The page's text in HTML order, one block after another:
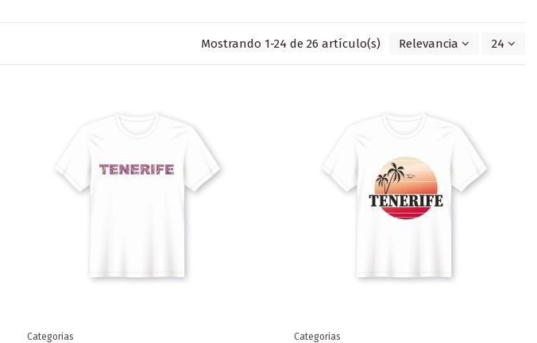
Mostrando 1-24 de 26 artículo(s) Relevancia 24
Categorias Categorias